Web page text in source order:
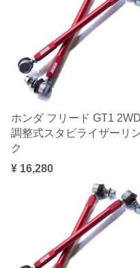
ホンダ フリード GT1 2WD
調整式スタビライザーリ
ク
¥ 16,280